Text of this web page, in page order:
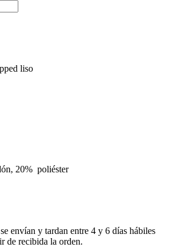
liso
20% poliéster
envían y tardan entre 4 y 6 días hábiles
de recibida la orden.